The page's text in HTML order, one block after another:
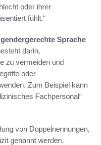
oder ihrer
fühlt.“
gendergerechte Sprache
darin,
zu vermeiden und
oder
Zum Beispiel kann
Fachpersonal“
von Doppelnennungen,
genannt werden.